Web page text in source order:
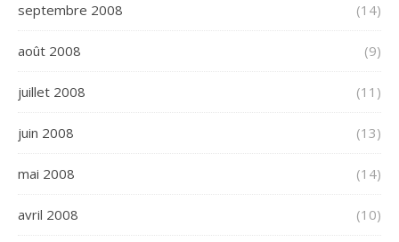
septembre 2008 (14)
août 2008 (9)
juillet 2008 (11)
juin 2008 (13)
mai 2008 (14)
avril 2008 (10)